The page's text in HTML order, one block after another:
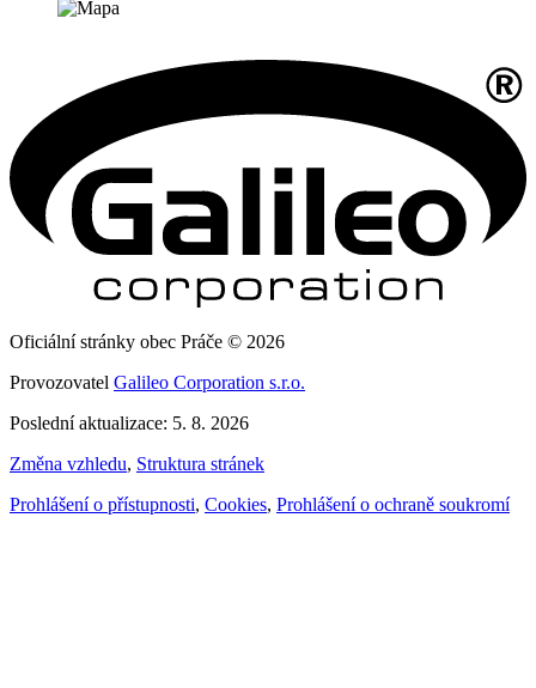
Oficiální stránky obec Práče © 2026
Provozovatel Galileo Corporation s.r.o.
Poslední aktualizace: 5. 8. 2026
Změna vzhledu, Struktura stránek
Prohlášení o přístupnosti, Cookies, Prohlášení o ochraně soukromí